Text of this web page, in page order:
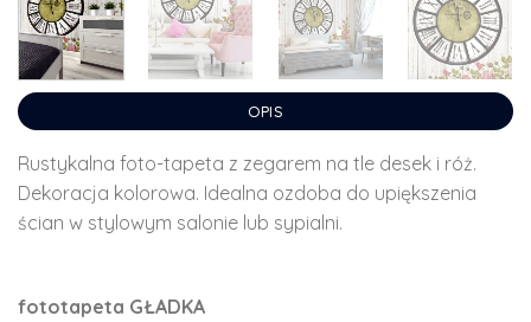
OPIS
Rustykalna foto-tapeta z zegarem na tle desek i róż.
Dekoracja kolorowa. Idealna ozdoba do upiększenia
ścian w stylowym salonie lub sypialni.
fototapeta GŁADKA